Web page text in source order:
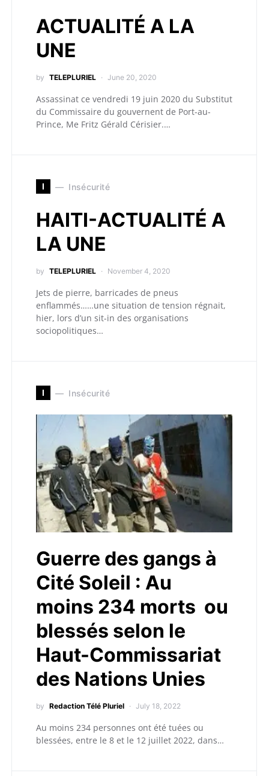
ACTUALITÉ A LA
UNE
by TELEPLURIEL June 20, 2020
Assassinat ce vendredi 19 juin 2020 du Substitut
du Commissaire du gouvernent de Port-au-
Prince, Me Fritz Gérald Cérisier.…
I Insécurité
HAITI-ACTUALITÉ A
LA UNE
by TELEPLURIEL November 4, 2020
Jets de pierre, barricades de pneus
enflammés……une situation de tension régnait,
hier, lors d’un sit-in des organisations
sociopolitiques…
I Insécurité
Guerre des gangs à
Cité Soleil : Au
moins 234 morts ou
blessés selon le
Haut-Commissariat
des Nations Unies
by Redaction Télé Pluriel July 18, 2022
Au moins 234 personnes ont été tuées ou
blessées, entre le 8 et le 12 juillet 2022, dans…